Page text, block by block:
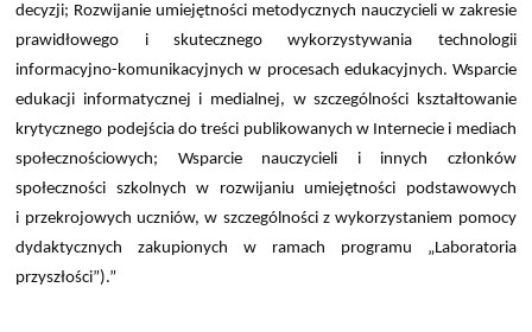
decyzji; Rozwijanie umiejętności metodycznych nauczycieli w zakresie
prawidłowego i skutecznego wykorzystywania technologii
informacyjno-komunikacyjnych w procesach edukacyjnych. Wsparcie
edukacji informatycznej i medialnej, w szczególności kształtowanie
krytycznego podejścia do treści publikowanych w Internecie i mediach
społecznościowych; Wsparcie nauczycieli i innych członków
społeczności szkolnych w rozwijaniu umiejętności podstawowych
i przekrojowych uczniów, w szczególności z wykorzystaniem pomocy
dydaktycznych zakupionych w ramach programu „Laboratoria
przyszłości”).”